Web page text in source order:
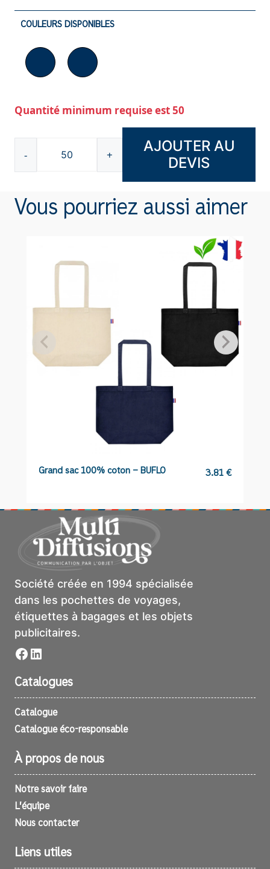
COULEURS DISPONIBLES
Quantité minimum requise est 50
-
quantité
de
à
+
AJOUTER AU
DEVIS
Vous pourriez aussi aimer
Grand sac 100% coton – BUFLO 3.81€
Société créée en 1994 spécialisée
dans les pochettes de voyages,
étiquettes à bagages et les objets
publicitaires.
Facebook
LinkedIn
Catalogues
Catalogue
Catalogue éco-responsable
À propos de nous
Notre savoir faire
L’équipe
Nous contacter
Liens utiles